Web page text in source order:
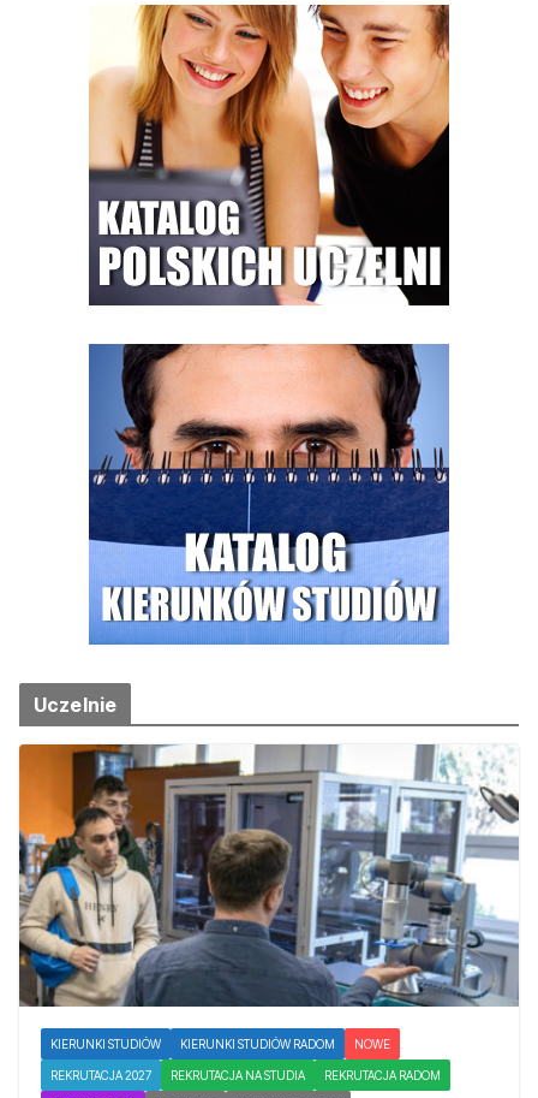
Uczelnie
KIERUNKI STUDIÓW KIERUNKI STUDIÓW RADOM NOWE
REKRUTACJA 2027 REKRUTACJA NA STUDIA REKRUTACJA RADOM